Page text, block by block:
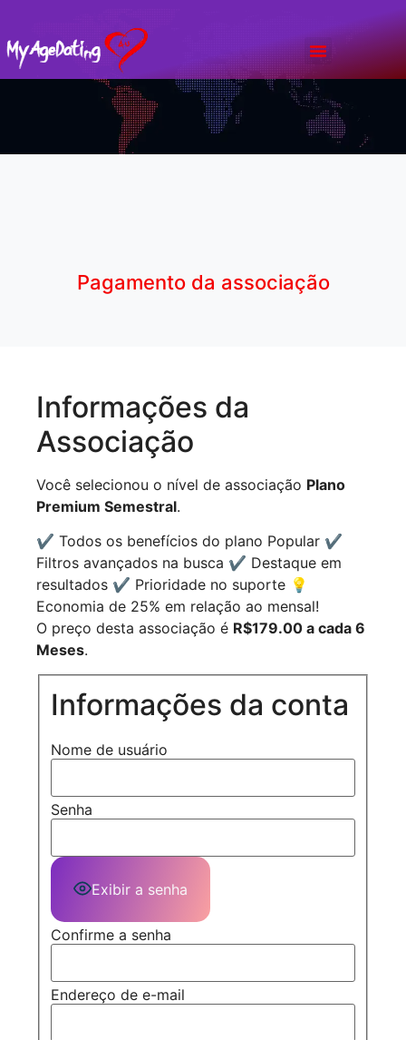
Pagamento da associação
Informações da
Associação
Você selecionou o nível de associação Plano
Premium Semestral.
✔ Todos os benefícios do plano Popular ✔
Filtros avançados na busca ✔ Destaque em
resultados ✔ Prioridade no suporte 💡
Economia de 25% em relação ao mensal!
O preço desta associação é R$179.00 a cada 6
Meses.
Informações da conta
Nome de usuário
Senha
Exibir a senha
Confirme a senha
Endereço de e-mail